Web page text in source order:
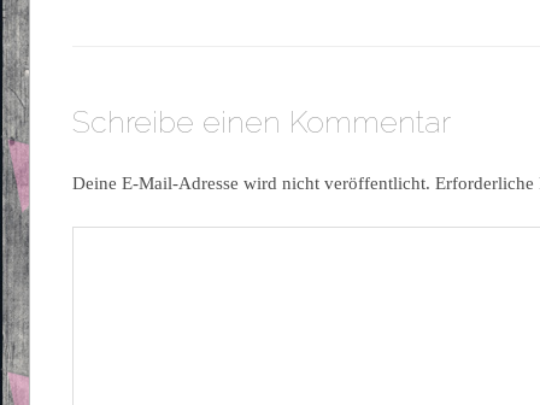
Schreibe einen Kommentar
Deine E-Mail-Adresse wird nicht veröffentlicht.